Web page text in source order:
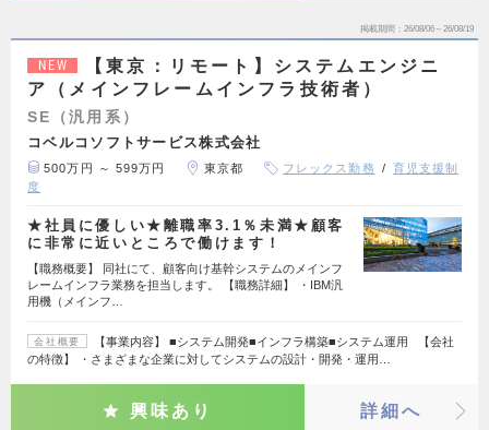
掲載期間 26/08/06～26/08/19
NEW
【東京：リモート】システムエンジニ
ア（メインフレームインフラ技術者）
SE（汎用系）
コベルコソフトサービス株式会社
500万円 ～ 599万円 東京都 フレックス勤務
育児支援制
度
★社員に優しい★離職率3.1％未満★顧客
に非常に近いところで働けます！
【職務概要】 同社にて、顧客向け基幹システムのメインフ
レームインフラ業務を担当します。 【職務詳細】 ・IBM汎
用機（メインフ…
会社概要
【事業内容】 ■システム開発■インフラ構築■システム運用 【会社
の特徴】 ・さまざまな企業に対してシステムの設計・開発・運用…
興味あり 詳細へ